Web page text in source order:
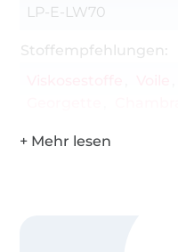
LP-E-LW70
Stoffempfehlungen: